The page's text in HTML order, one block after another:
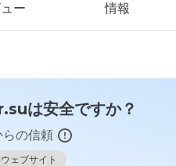
ー 情報
は安全ですか？
の信頼
ェブサイト